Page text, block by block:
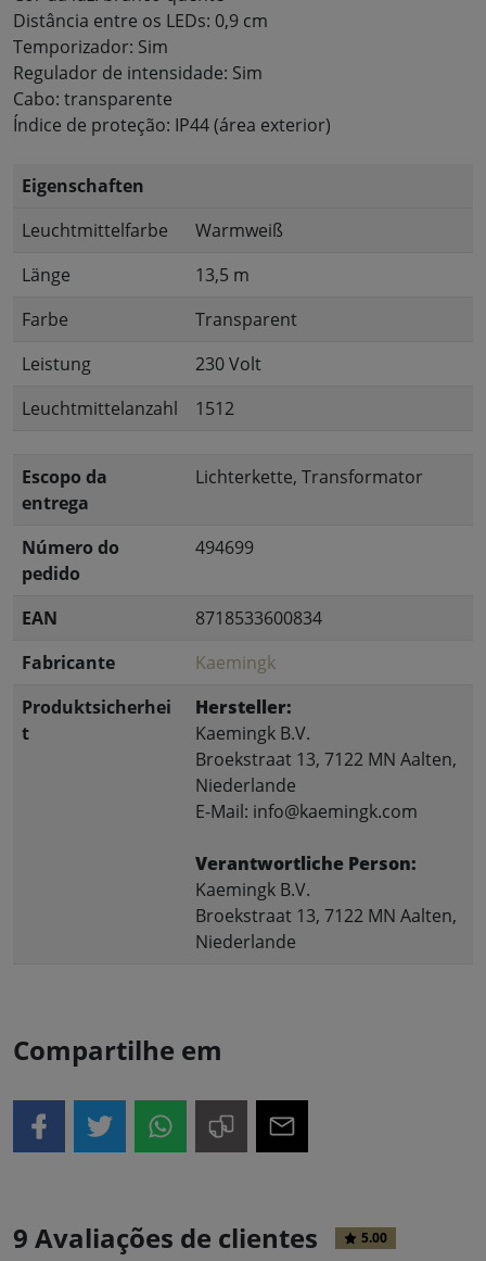
Distância entre os LEDs: 0,9 cm
Temporizador: Sim
Regulador de intensidade: Sim
Cabo: transparente
Índice de proteção: IP44 (área exterior)
Eigenschaften
Leuchtmittelfarbe
Warmweiß
Länge
13,5 m
Farbe
Transparent
Leistung
230 Volt
Leuchtmittelanzahl
1512
Escopo da
entrega
Lichterkette, Transformator
Número do
pedido
494699
EAN
8718533600834
Fabricante
Kaemingk
Produktsicherhei
t
Hersteller:
Kaemingk B.V.
Broekstraat 13, 7122 MN Aalten,
Niederlande
E-Mail: info@kaemingk.com
Verantwortliche Person:
Kaemingk B.V.
Broekstraat 13, 7122 MN Aalten,
Niederlande
Compartilhe em
9 Avaliações de clientes 5.00